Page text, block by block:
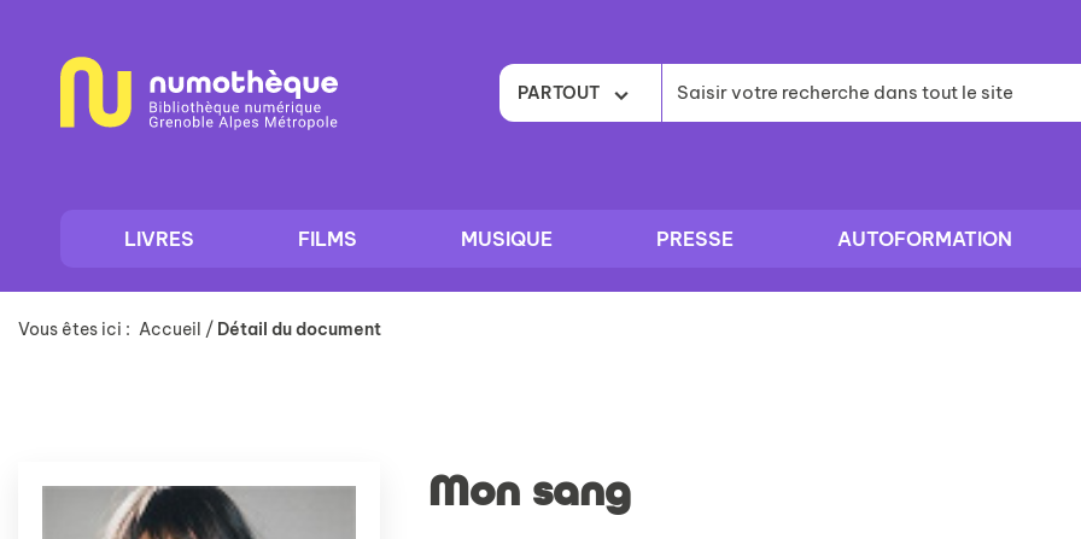
contenu
PARTOUT
LIVRES FILMS MUSIQUE PRESSE AUTOFORMATION
Vous êtes ici : Accueil / Détail du document
Mon sang